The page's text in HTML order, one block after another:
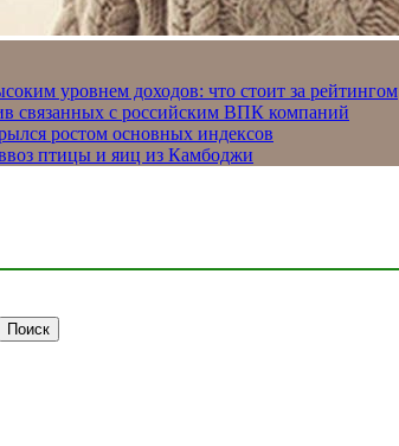
уровнем доходов: что стоит за рейтингом
связанных с российским ВПК компаний
ростом основных индексов
птицы и яиц из Камбоджи